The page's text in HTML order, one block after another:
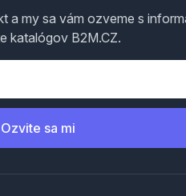
a my sa vám ozveme s
katalógov B2M.CZ.
Ozvite sa mi